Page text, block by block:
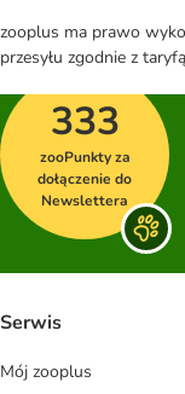
zooplus ma prawo
przesyłu zgodnie z
333
zooPunkty za
dołączenie do
Newslettera
Serwis
Mój zooplus